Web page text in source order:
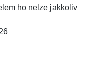
ho nelze jakkoliv